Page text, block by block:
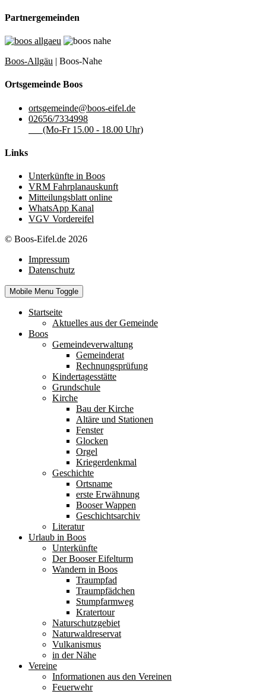
Partnergemeinden
Boos-Allgäu | Boos-Nahe
Ortsgemeinde Boos
ortsgemeinde@boos-eifel.de
02656/7334998
(Mo-Fr 15.00 - 18.00 Uhr)
Links
Unterkünfte in Boos
VRM Fahrplanauskunft
Mitteilungsblatt online
WhatsApp Kanal
VGV Vordereifel
© Boos-Eifel.de 2026
Impressum
Datenschutz
Mobile Menu Toggle
Startseite
Aktuelles aus der Gemeinde
Boos
Gemeindeverwaltung
Gemeinderat
Rechnungsprüfung
Kindertagesstätte
Grundschule
Kirche
Bau der Kirche
Altäre und Stationen
Fenster
Glocken
Orgel
Kriegerdenkmal
Geschichte
Ortsname
erste Erwähnung
Booser Wappen
Geschichtsarchiv
Literatur
Urlaub in Boos
Unterkünfte
Der Booser Eifelturm
Wandern in Boos
Traumpfad
Traumpfädchen
Stumpfarmweg
Kratertour
Naturschutzgebiet
Naturwaldreservat
Vulkanismus
in der Nähe
Vereine
Informationen aus den Vereinen
Feuerwehr